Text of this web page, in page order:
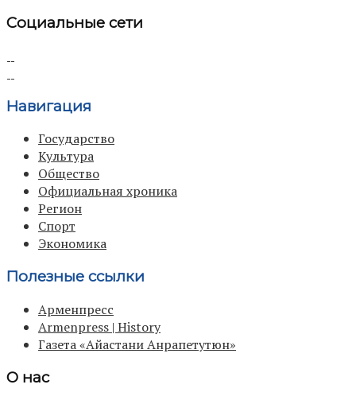
Социальные сети
Навигация
Государство
Культура
Общество
Официальная хроника
Регион
Спорт
Экономика
Полезные ссылки
Арменпресс
Armenpress | History
Газета «Айастани Анрапетутюн»
О нас